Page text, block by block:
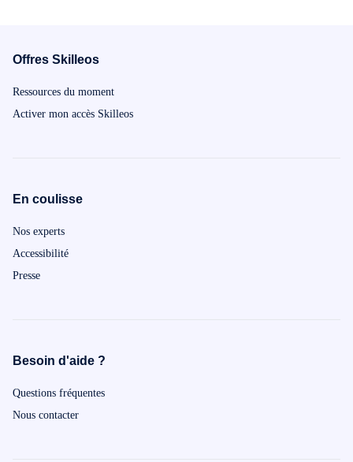
Offres Skilleos
Ressources du moment
Activer mon accès Skilleos
En coulisse
Nos experts
Accessibilité
Presse
Besoin d'aide ?
Questions fréquentes
Nous contacter